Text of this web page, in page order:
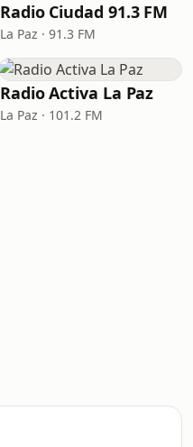
Radio Ciudad 91.3 FM
La Paz · 91.3 FM
Radio Activa La Paz
La Paz · 101.2 FM